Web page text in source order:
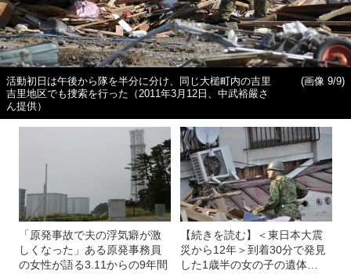
活動初日は午後から隊を半分に分け、同じ大槌町内の吉里
吉里地区でも捜索を行った（2011年3月12日、中武裕嚴さ
ん提供）
(画像 9/9)
「原発事故で夫の浮気癖が激
しくなった」ある原発事務員
の女性が語る3.11からの9年間
【続きを読む】＜東日本大震
災から12年＞到着30分で発見
した1歳半の女の子の遺体…